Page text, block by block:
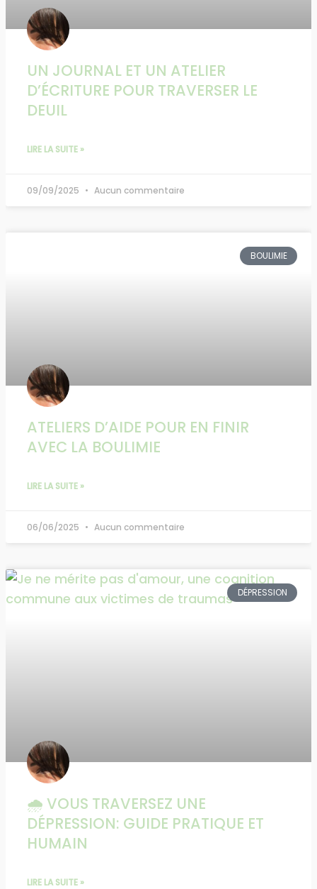
UN JOURNAL ET UN ATELIER
D’ÉCRITURE POUR TRAVERSER LE
DEUIL
LIRE LA SUITE »
09/09/2025 Aucun commentaire
BOULIMIE
ATELIERS D’AIDE POUR EN FINIR
AVEC LA BOULIMIE
LIRE LA SUITE »
06/06/2025 Aucun commentaire
DÉPRESSION
🌧️ VOUS TRAVERSEZ UNE
DÉPRESSION: GUIDE PRATIQUE ET
HUMAIN
LIRE LA SUITE »